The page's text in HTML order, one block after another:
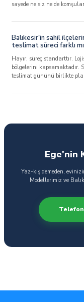
sayede ne siz ne de
Balıkesir'in sahil
teslimat süreci farklı
Hayır, süreç standarttır.
bölgelerini kapsamaktadır.
teslimat gününü birlikte
Ege'nin
Yaz-kış demeden,
Modellerimiz ve